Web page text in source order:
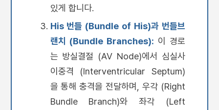
있게 합니다.
His 번들 (Bundle of His)과 번들브
랜치 (Bundle Branches): 이 경로
는 방실결절 (AV Node)에서 심실사
이중격 (Interventricular Septum)
을 통해 충격을 전달하며, 우각 (Right
Bundle Branch)와 좌각 (Left